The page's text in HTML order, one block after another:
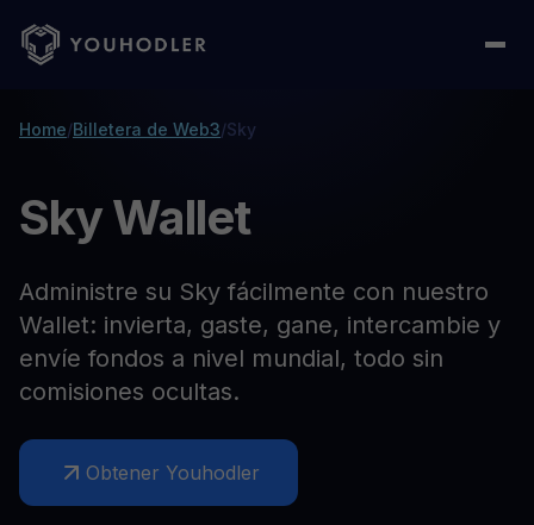
Home/Billetera de Web3/Sky
Sky Wallet
Administre su Sky fácilmente con nuestro
Wallet: invierta, gaste, gane, intercambie y
envíe fondos a nivel mundial, todo sin
comisiones ocultas.
Obtener Youhodler